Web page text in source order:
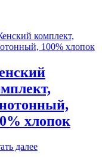
хлопок
далее